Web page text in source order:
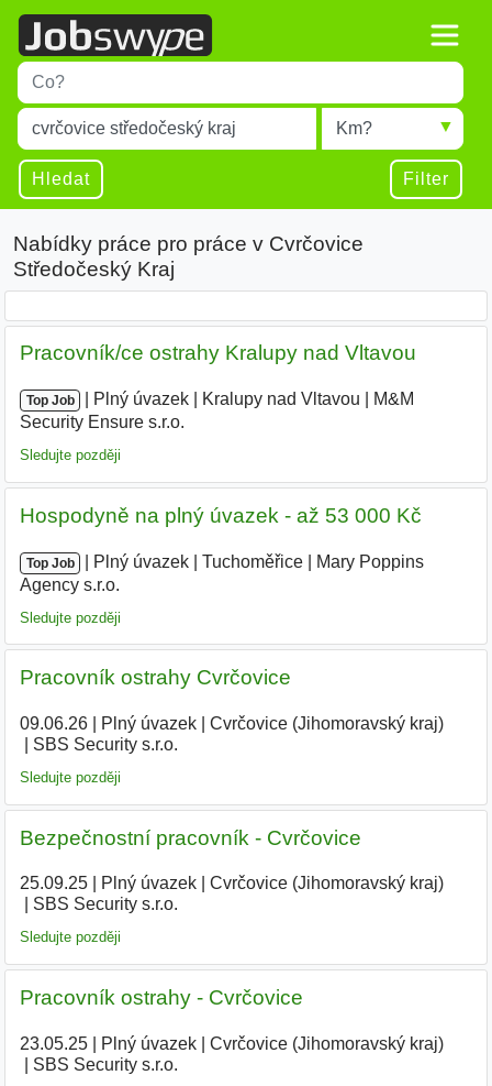
Title
Type 1 or more characters for results.
Místo
Type 1 or more characters for results.
Radius
Hledat Filter
Nabídky práce pro práce v Cvrčovice
Středočeský Kraj
Pracovník/ce ostrahy Kralupy nad Vltavou
Top Job Plný úvazek Kralupy nad Vltavou
M&M
Security Ensure s.r.o.
Sledujte později
Hospodyně na plný úvazek - až 53 000 Kč
Top Job Plný úvazek Tuchoměřice
Mary Poppins
Agency s.r.o.
Sledujte později
Pracovník ostrahy Cvrčovice
09.06.26| Plný úvazek| Cvrčovice (Jihomoravský kraj)|
SBS Security s.r.o.
Sledujte později
Bezpečnostní pracovník - Cvrčovice
25.09.25| Plný úvazek| Cvrčovice (Jihomoravský kraj)|
SBS Security s.r.o.
Sledujte později
Pracovník ostrahy - Cvrčovice
23.05.25| Plný úvazek| Cvrčovice (Jihomoravský kraj)|
SBS Security s.r.o.